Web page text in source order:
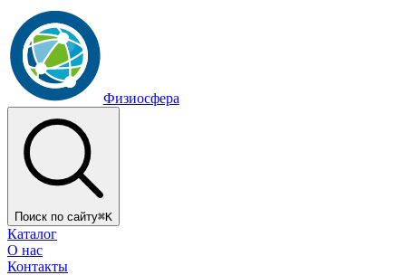
Физиосфера
Поиск по сайту⌘K
Каталог
О нас
Контакты